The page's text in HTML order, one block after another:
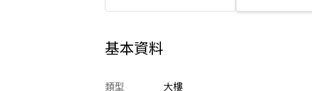
基本資料
類型
大樓